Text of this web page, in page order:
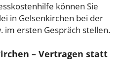
können Sie
in Gelsenkirchen bei der
im ersten Gespräch stellen.
– Vertragen statt